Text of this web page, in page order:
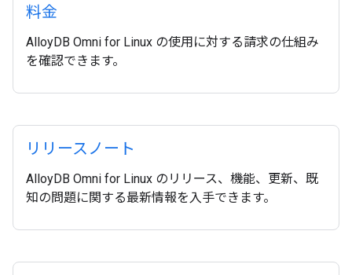
料金
AlloyDB Omni for Linux の使用に対する請求の仕組み
を確認できます。
リリースノート
AlloyDB Omni for Linux のリリース、機能、更新、既
知の問題に関する最新情報を入手できます。